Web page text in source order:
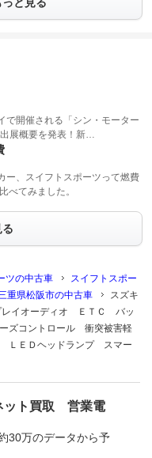
で開催される「シン・モーター
展概要を発表！新…
ー、スイフトスポーツって燃費
べてみました。
ツの中古車
スイフトスポー
重県松阪市の中古車
スズキ
レイオーディオ ＥＴＣ バッ
ズコントロール 衝突被害軽
ＥＤヘッドランプ スマー
ット買取 営業電
30万のデータから予